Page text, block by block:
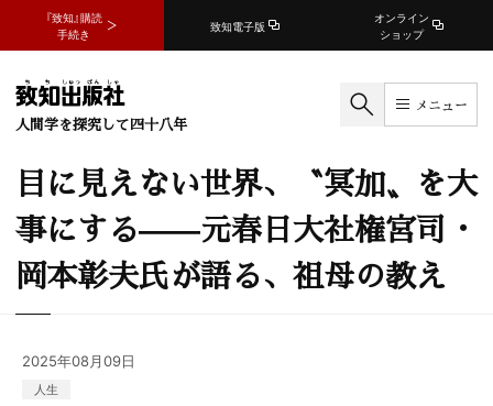
『致知』購読
手続き
致知電子版
オンライン
ショップ
人間学を探究して四十八年
メニュー
目に見えない世界、〝冥加〟を大
事にする——元春日大社権宮司・
岡本彰夫氏が語る、祖母の教え
2025年08月09日
人生